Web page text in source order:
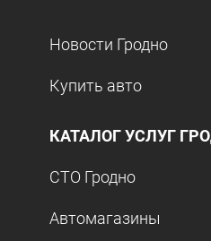
Новости Гродно
Купить авто
КАТАЛОГ УСЛУГ
СТО Гродно
Автомагазины